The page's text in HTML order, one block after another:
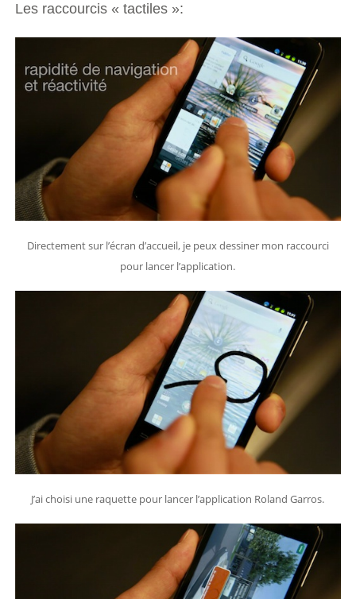
Les raccourcis « tactiles »:
Directement sur l’écran d’accueil, je peux dessiner mon raccourci
pour lancer l’application.
J’ai choisi une raquette pour lancer l’application Roland Garros.